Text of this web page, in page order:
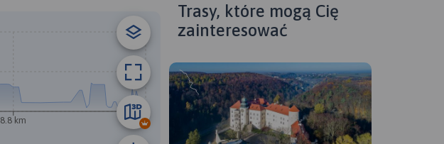
8.8 km 11 km
Trasy, które mogą Cię
zainteresować